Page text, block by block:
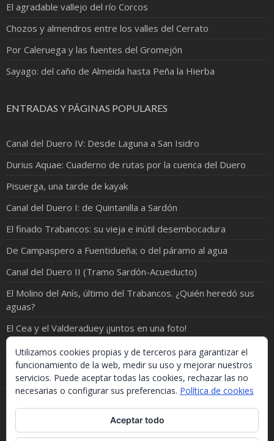
El agradable vallejo del río Corcos
Chozos y almendros entre los valles del Cerrato
Por Caleruega y las fuentes del Gromejón
Sayago: del caño de Almeida hasta Peña la Hierba
ENTRADAS Y PÁGINAS POPULARES
Canal del Duero IV: Desde Laguna a San Isidro
Durius Aquae: Cuaderno de rutas por la cuenca del Duero
Pisuerga, una tarde de kayak
Canal del Duero I: de Quintanilla a Sardón
El finado Trabancos: su vieja e inútil desembocadura
De Campaspero a Fuentidueña; o del páramo al agua
Canal del Duero II (Tramo Sardón-Acueducto)
El Molino del Anís, último del Trabancos. ¿Quién heredó sus
aguas?
El Cea y el Valderaduey ¡juntos en una foto!
¡ORO EN EL RÍO!
Si necesitas algo de este blog puedes cogerlo, lo único
que te pido es que menciones la procedencia. Gracias.
Should you need something from this blog, just take it.
Utilizamos cookies propias y de terceros para garantizar el
funcionamiento de la web, medir su uso y mejorar nuestros
servicios. Puede aceptar todas las cookies, rechazar las no
necesarias o configurar sus preferencias. Política de cookies
Aceptar todo